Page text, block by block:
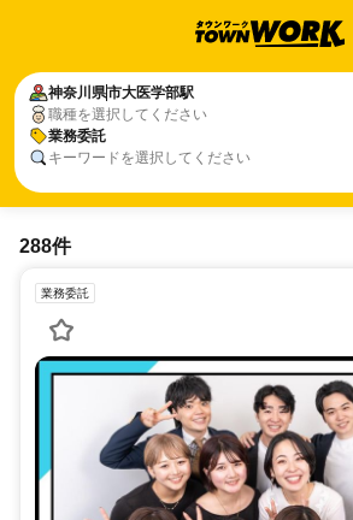
神奈川県市大医学部駅
職種を選択してください
業務委託
キーワードを選択してください
288件
業務委託